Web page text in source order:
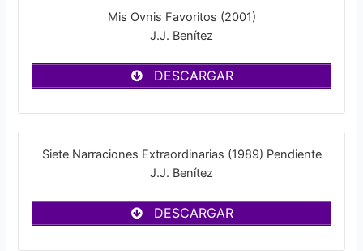
Mis Ovnis Favoritos (2001)
J.J. Benítez
DESCARGAR
Siete Narraciones Extraordinarias (1989) Pendiente
J.J. Benítez
DESCARGAR